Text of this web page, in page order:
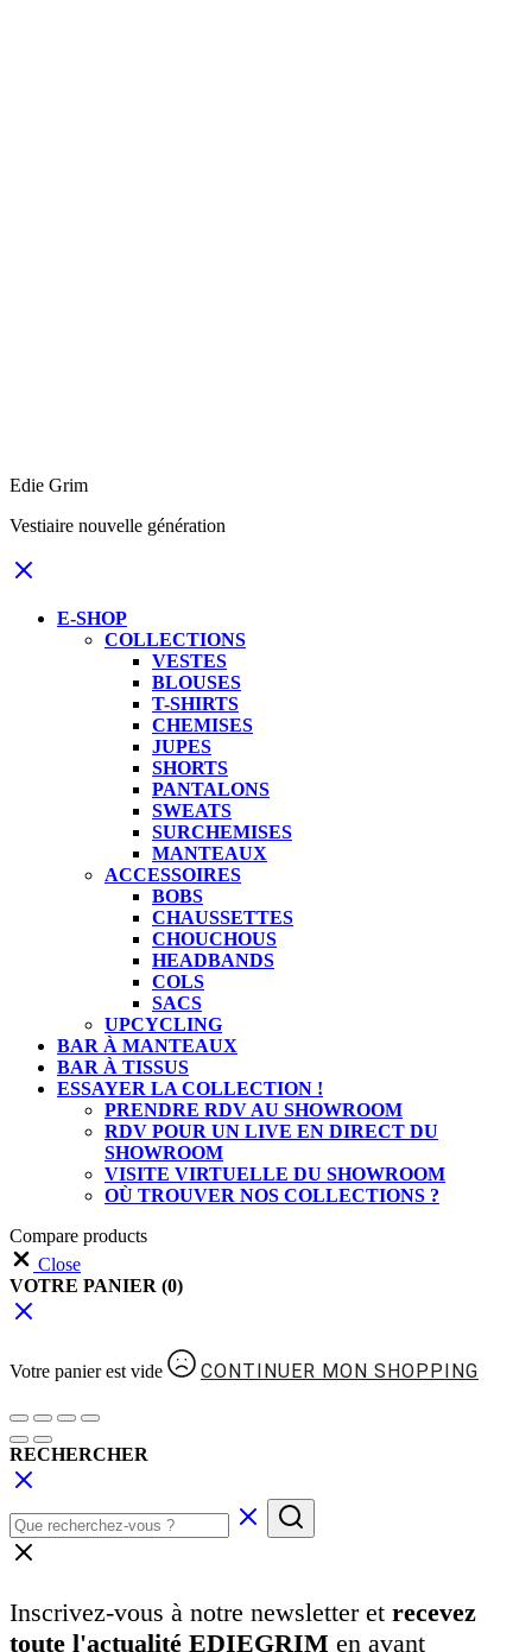
Edie Grim
Vestiaire nouvelle génération
E-SHOP
COLLECTIONS
VESTES
BLOUSES
T-SHIRTS
CHEMISES
JUPES
SHORTS
PANTALONS
SWEATS
SURCHEMISES
MANTEAUX
ACCESSOIRES
BOBS
CHAUSSETTES
CHOUCHOUS
HEADBANDS
COLS
SACS
UPCYCLING
BAR À MANTEAUX
BAR À TISSUS
ESSAYER LA COLLECTION !
PRENDRE RDV AU SHOWROOM
RDV POUR UN LIVE EN DIRECT DU
SHOWROOM
VISITE VIRTUELLE DU SHOWROOM
OÙ TROUVER NOS COLLECTIONS ?
Compare products
Close
VOTRE PANIER (0)
Votre panier est vide CONTINUER MON SHOPPING
RECHERCHER
Inscrivez-vous à notre newsletter et recevez
toute l'actualité EDIEGRIM en avant